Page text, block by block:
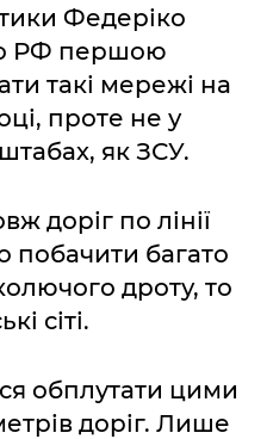
Федеріко
РФ першою
такі мережі на
проте не у
як ЗСУ.
доріг по лінії
побачити багато
дроту, то
сіті.
обплутати цими
доріг. Лише